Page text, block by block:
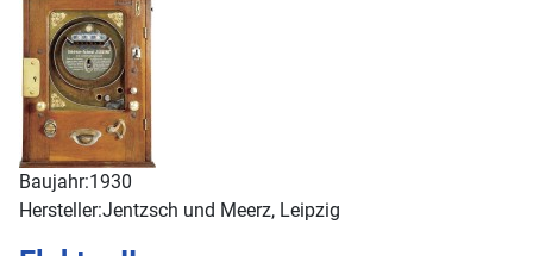
Baujahr:1930
Hersteller:Jentzsch und Meerz, Leipzig